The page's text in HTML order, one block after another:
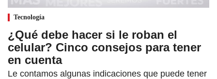
Tecnología
¿Qué debe hacer si le roban el
celular? Cinco consejos para tener
en cuenta
Le contamos algunas indicaciones que puede tener